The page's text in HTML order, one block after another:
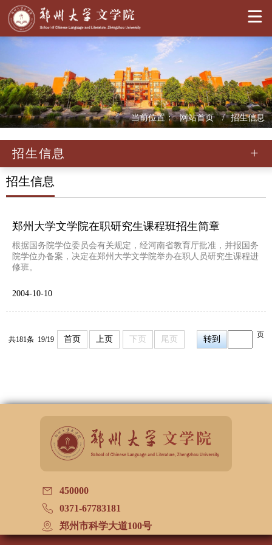
当前位置： 网站首页 招生信息
招生信息
招生信息
10
2004-10
郑州大学文学院在职研究生课程班招生简章
根据国务院学位委员会有关规定，经河南省教育厅批准，并报国务
院学位办备案，决定在郑州大学文学院举办在职人员研究生课程进
修班。
共181条 19/19 首页 上页 下页 尾页 页
450000
0371-67783181
郑州市科学大道100号